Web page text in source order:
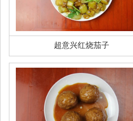
超意兴红烧茄子